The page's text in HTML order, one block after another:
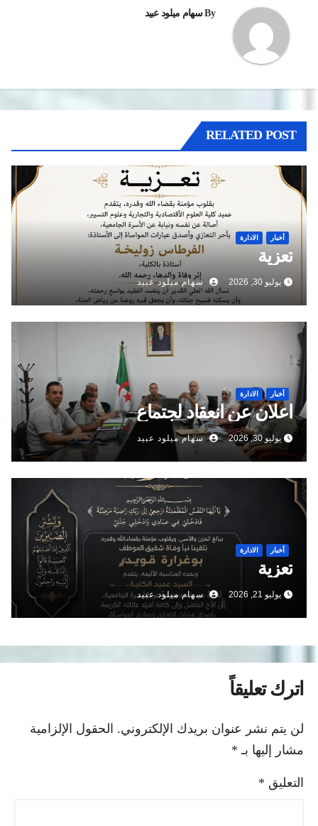
By سهام ميلود عبيد
RELATED POST
أخبار الادارة
تعزية
يوليو 30, 2026 سهام ميلود عبيد
أخبار الادارة
اعلان عن انعقاد لجتماع
يوليو 30, 2026 سهام ميلود عبيد
أخبار الادارة
تعزية
يوليو 21, 2026 سهام ميلود عبيد
اترك تعليقاً
لن يتم نشر عنوان بريدك الإلكتروني. الحقول الإلزامية
مشار إليها بـ *
التعليق*